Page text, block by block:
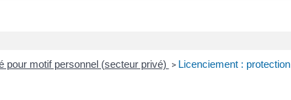
pour motif personnel (secteur privé) > Licenciement :